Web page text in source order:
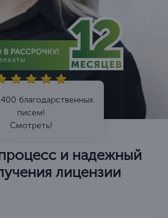
благодарственных
писем!
Смотреть!
и надежный
лицензии